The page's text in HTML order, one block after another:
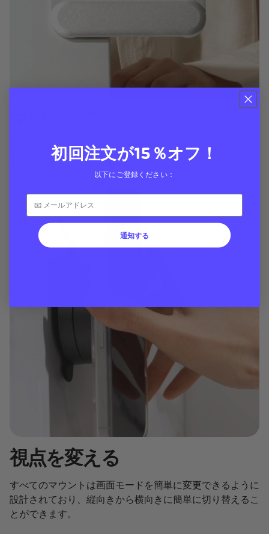
車、デスク、壁、フレックスマウントで外出先でも自宅で
もハンズフリーで使えます
視点を変える
すべてのマウントは画面モードを簡単に変更できるように
設計されており、縦向きから横向きに簡単に切り替えるこ
とができます。
初回注文が15％オフ！
以下にご登録ください：
通知する